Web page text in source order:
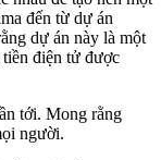
đến từ dự án
dự án này là một
điện tử được
tới. Mong rằng
người.